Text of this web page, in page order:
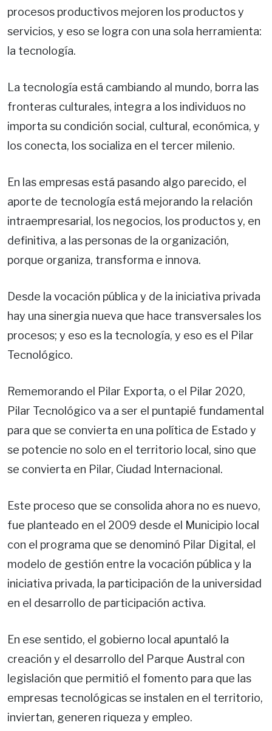
procesos productivos mejoren los productos y
servicios, y eso se logra con una sola herramienta:
la tecnología.
La tecnología está cambiando al mundo, borra las
fronteras culturales, integra a los individuos no
importa su condición social, cultural, económica, y
los conecta, los socializa en el tercer milenio.
En las empresas está pasando algo parecido, el
aporte de tecnología está mejorando la relación
intraempresarial, los negocios, los productos y, en
definitiva, a las personas de la organización,
porque organiza, transforma e innova.
Desde la vocación pública y de la iniciativa privada
hay una sinergia nueva que hace transversales los
procesos; y eso es la tecnología, y eso es el Pilar
Tecnológico.
Rememorando el Pilar Exporta, o el Pilar 2020,
Pilar Tecnológico va a ser el puntapié fundamental
para que se convierta en una política de Estado y
se potencie no solo en el territorio local, sino que
se convierta en Pilar, Ciudad Internacional.
Este proceso que se consolida ahora no es nuevo,
fue planteado en el 2009 desde el Municipio local
con el programa que se denominó Pilar Digital, el
modelo de gestión entre la vocación pública y la
iniciativa privada, la participación de la universidad
en el desarrollo de participación activa.
En ese sentido, el gobierno local apuntaló la
creación y el desarrollo del Parque Austral con
legislación que permitió el fomento para que las
empresas tecnológicas se instalen en el territorio,
inviertan, generen riqueza y empleo.